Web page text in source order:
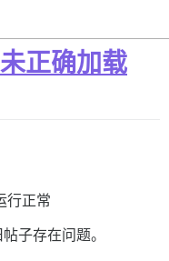
正确加载
行正常
子存在问题。